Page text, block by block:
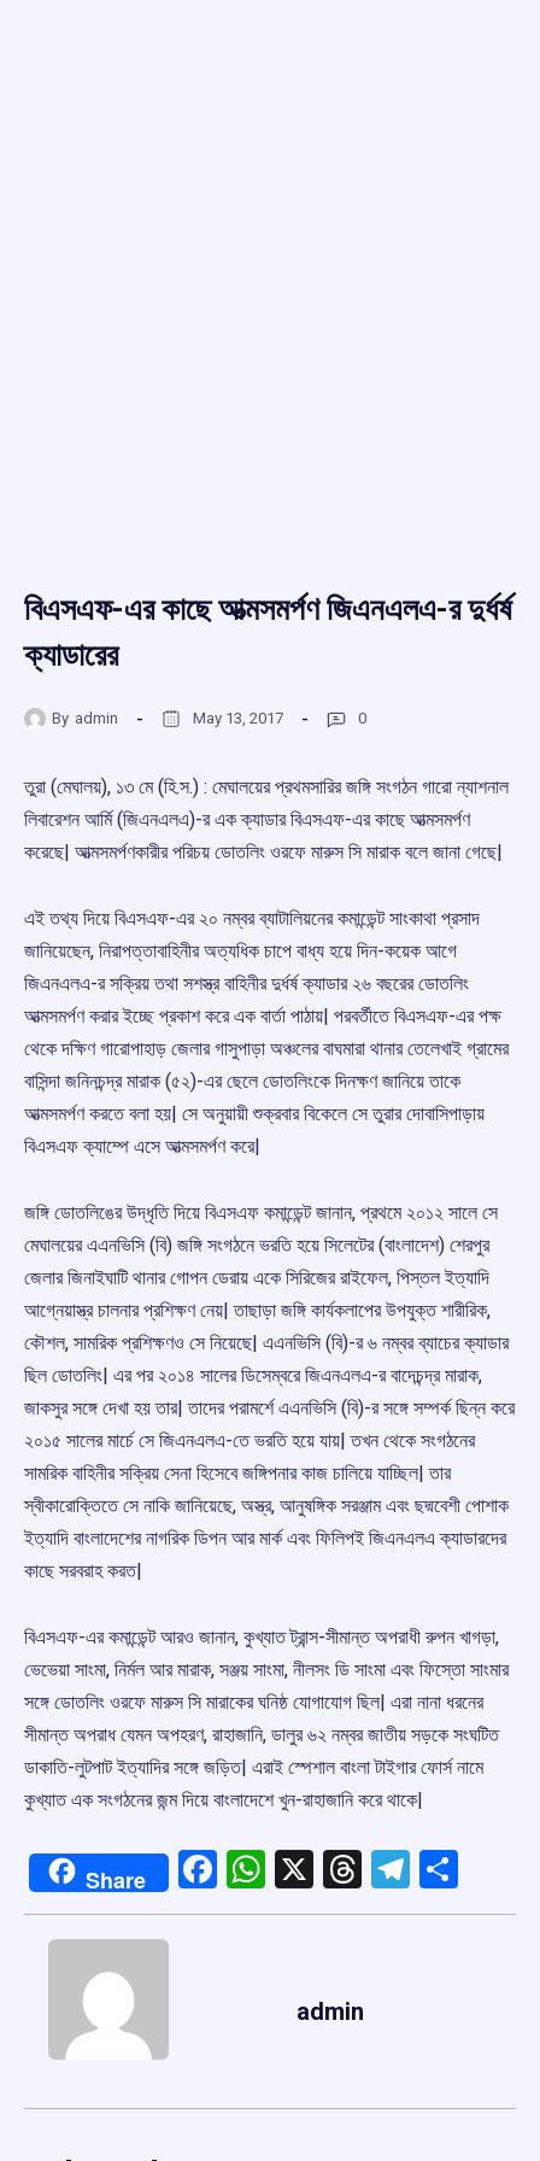
বিএসএফ-এর কাছে আত্মসমর্পণ জিএনএলএ-র দুর্ধর্ষ
ক্যাডারের
By admin May 13, 2017 0
তুরা (মেঘালয়), ১৩ মে (হি.স.) : মেঘালয়ের প্রথমসারির জঙ্গি সংগঠন গারো ন্যাশনাল
লিবারেশন আর্মি (জিএনএলএ)-র এক ক্যাডার বিএসএফ-এর কাছে আত্মসমর্পণ
করেছে| আত্মসমর্পণকারীর পরিচয় ডোতলিং ওরফে মারুস সি মারাক বলে জানা গেছে|
এই তথ্য দিয়ে বিএসএফ-এর ২০ নম্বর ব্যাটালিয়নের কমান্ডেন্ট সাংকাথা প্রসাদ
জানিয়েছেন, নিরাপত্তাবাহিনীর অত্যধিক চাপে বাধ্য হয়ে দিন-কয়েক আগে
জিএনএলএ-র সক্রিয় তথা সশস্ত্র বাহিনীর দুর্ধর্ষ ক্যাডার ২৬ বছরের ডোতলিং
আত্মসমর্পণ করার ইচ্ছে প্রকাশ করে এক বার্তা পাঠায়| পরবর্তীতে বিএসএফ-এর পক্ষ
থেকে দক্ষিণ গারোপাহাড় জেলার গাসুপাড়া অঞ্চলের বাঘমারা থানার তেলেখাই গ্রামের
বাসিন্দা জনিনচন্দ্র মারাক (৫২)-এর ছেলে ডোতলিংকে দিনক্ষণ জানিয়ে তাকে
আত্মসমর্পণ করতে বলা হয়| সে অনুয়ায়ী শুক্রবার বিকেলে সে তুরার দোবাসিপাড়ায়
বিএসএফ ক্যাম্পে এসে আত্মসমর্পণ করে|
জঙ্গি ডোতলিঙের উদ্ধৃতি দিয়ে বিএসএফ কমান্ডেন্ট জানান, প্রথমে ২০১২ সালে সে
মেঘালয়ের এএনভিসি (বি) জঙ্গি সংগঠনে ভরতি হয়ে সিলেটের (বাংলাদেশ) শেরপুর
জেলার জিনাইঘাটি থানার গোপন ডেরায় একে সিরিজের রাইফেল, পিস্তল ইত্যাদি
আগ্নেয়াস্ত্র চালনার প্রশিক্ষণ নেয়| তাছাড়া জঙ্গি কার্যকলাপের উপযুক্ত শারীরিক,
কৌশল, সামরিক প্রশিক্ষণও সে নিয়েছে| এএনভিসি (বি)-র ৬ নম্বর ব্যাচের ক্যাডার
ছিল ডোতলিং| এর পর ২০১৪ সালের ডিসেম্বরে জিএনএলএ-র বাদেচন্দ্র মারাক,
জাকসুর সঙ্গে দেখা হয় তার| তাদের পরামর্শে এএনভিসি (বি)-র সঙ্গে সম্পর্ক ছিন্ন করে
২০১৫ সালের মার্চে সে জিএনএলএ-তে ভরতি হয়ে যায়| তখন থেকে সংগঠনের
সামরিক বাহিনীর সক্রিয় সেনা হিসেবে জঙ্গিপনার কাজ চালিয়ে যাচ্ছিল| তার
স্বীকারোক্তিতে সে নাকি জানিয়েছে, অস্ত্র, আনুষঙ্গিক সরঞ্জাম এবং ছদ্মবেশী পোশাক
ইত্যাদি বাংলাদেশের নাগরিক ডিপন আর মার্ক এবং ফিলিপই জিএনএলএ ক্যাডারদের
কাছে সরবরাহ করত|
বিএসএফ-এর কমান্ডেন্ট আরও জানান, কুখ্যাত ট্রান্স-সীমান্ত অপরাধী রুপন খাগড়া,
ভেভেয়া সাংমা, নির্মল আর মারাক, সঞ্জয় সাংমা, নীলসং ডি সাংমা এবং ফিস্তো সাংমার
সঙ্গে ডোতলিং ওরফে মারুস সি মারাকের ঘনিষ্ঠ যোগাযোগ ছিল| এরা নানা ধরনের
সীমান্ত অপরাধ যেমন অপহরণ, রাহাজানি, ডালুর ৬২ নম্বর জাতীয় সড়কে সংঘটিত
ডাকাতি-লুটপাট ইত্যাদির সঙ্গে জড়িত| এরাই স্পেশাল বাংলা টাইগার ফোর্স নামে
কুখ্যাত এক সংগঠনের জন্ম দিয়ে বাংলাদেশে খুন-রাহাজানি করে থাকে|
Share Facebook
WhatsApp
X Threads
admin